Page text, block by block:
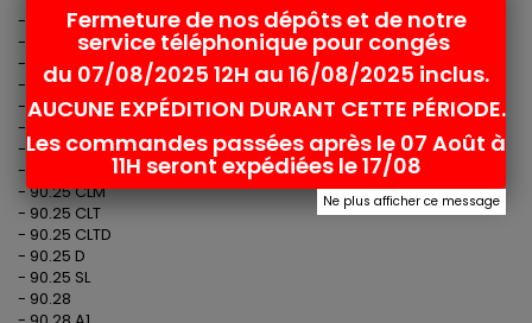
- 65.25
- 65.25 A1
- 80.25
- 80.25 CLT
- 80.25 ROC-31
- 83P.215
- 90.208 CLD-5001
- 90.25 CLD
- 90.25 CLM
- 90.25 CLT
- 90.25 CLTD
- 90.25 D
- 90.25 SL
- 90.28
Fermeture de nos dépôts et de notre
service téléphonique pour congés
du 07/08/2025 12H au 16/08/2025 inclus.
AUCUNE EXPÉDITION DURANT CETTE PÉRIODE.
Les commandes passées après le 07 Août à
11H seront expédiées le 17/08
Ne plus afficher ce message